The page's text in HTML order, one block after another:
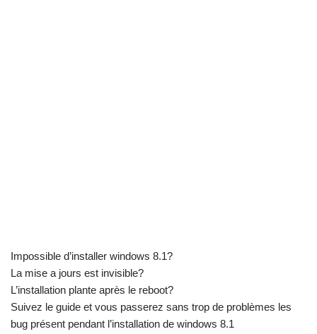
Impossible d’installer windows 8.1?
La mise a jours est invisible?
L’installation plante après le reboot?
Suivez le guide et vous passerez sans trop de problèmes les
bug présent pendant l’installation de windows 8.1